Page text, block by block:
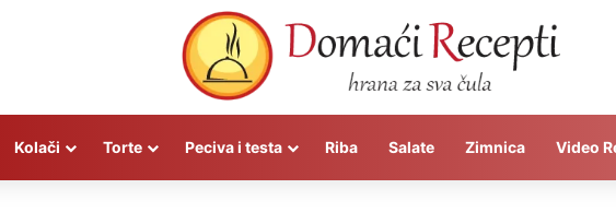
Kolači Torte Peciva i testa Riba Salate Zimnica Video